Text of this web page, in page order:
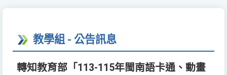
教學組 - 公告訊息
轉知教育部「113-115年閩南語卡通、動畫